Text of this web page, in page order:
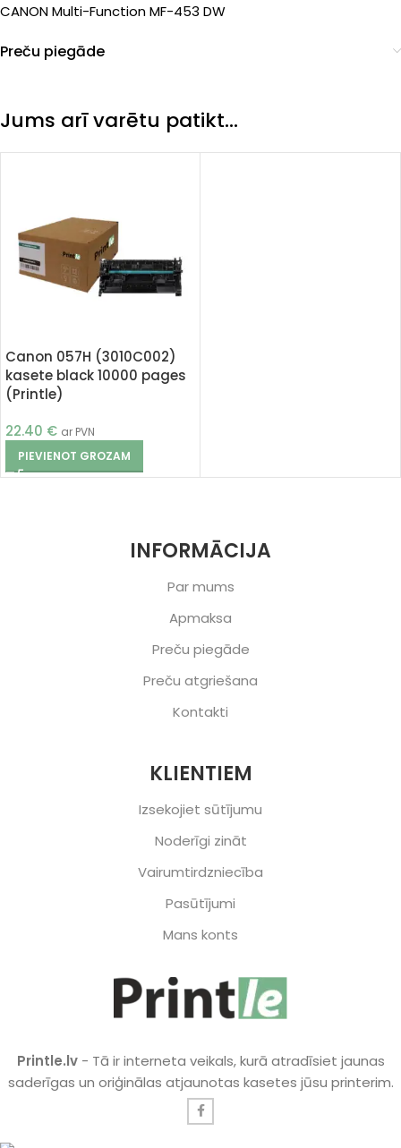
CANON Multi-Function MF-453 DW
Preču piegāde
Jums arī varētu patikt…
Canon 057H (3010C002)
kasete black 10000 pages
(Printle)
22.40 € ar PVN
PIEVIENOT GROZAM
INFORMĀCIJA
Par mums
Apmaksa
Preču piegāde
Preču atgriešana
Kontakti
KLIENTIEM
Izsekojiet sūtījumu
Noderīgi zināt
Vairumtirdzniecība
Pasūtījumi
Mans konts
Printle.lv - Tā ir interneta veikals, kurā atradīsiet jaunas
saderīgas un oriģinālas atjaunotas kasetes jūsu printerim.